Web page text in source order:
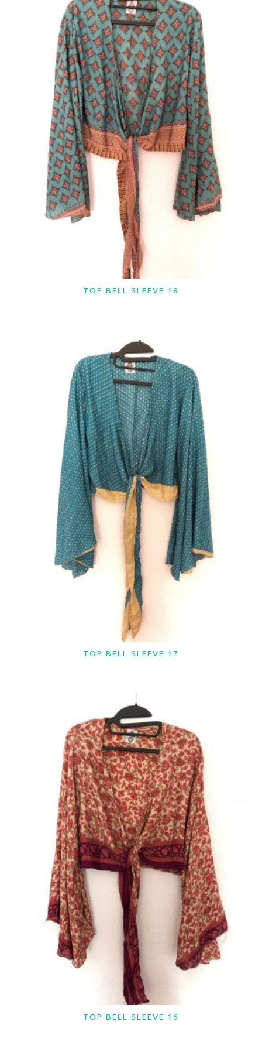
LER MAIS
TOP BELL SLEEVE 18
LER MAIS
TOP BELL SLEEVE 17
LER MAIS
TOP BELL SLEEVE 16